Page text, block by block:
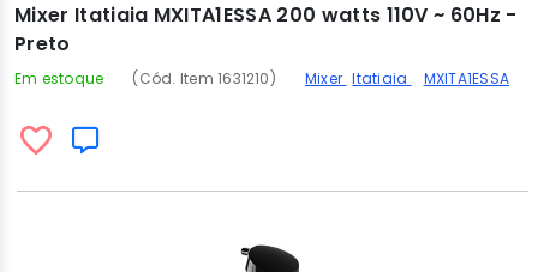
Mixer Itatiaia MXITA1ESSA 200 watts 110V ~ 60Hz -
Preto
Em estoque (Cód. Item 1631210) Mixer Itatiaia MXITA1ESSA